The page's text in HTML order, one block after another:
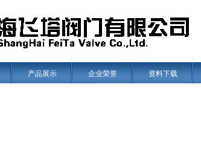
产品展示 企业荣誉 资料下载